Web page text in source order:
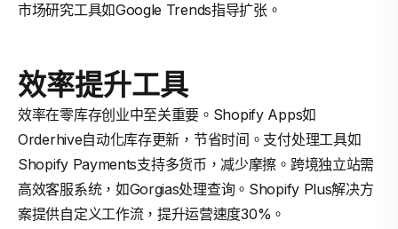
市场研究工具如Google Trends指导扩张。
效率提升工具
效率在零库存创业中至关重要。Shopify Apps如
Orderhive自动化库存更新，节省时间。支付处理工具如
Shopify Payments支持多货币，减少摩擦。跨境独立站需
高效客服系统，如Gorgias处理查询。Shopify Plus解决方
案提供自定义工作流，提升运营速度30%。